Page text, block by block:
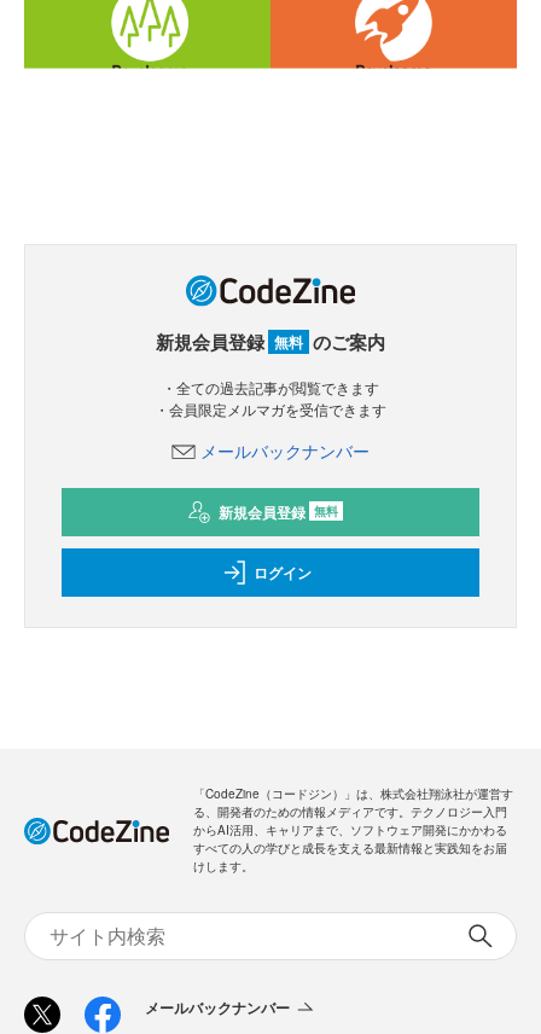
新規会員登録 無料 のご案内
・全ての過去記事が閲覧できます
・会員限定メルマガを受信できます
メールバックナンバー
新規会員登録 無料
ログイン
「CodeZine（コードジン）」は、株式会社翔泳社が運営す
る、開発者のための情報メディアです。テクノロジー入門
からAI活用、キャリアまで、ソフトウェア開発にかかわる
すべての人の学びと成長を支える最新情報と実践知をお届
けします。
メールバックナンバー